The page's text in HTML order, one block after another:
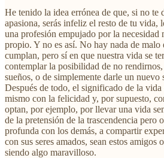
He tenido la idea errónea de que, si no te
apasiona, serás infeliz el resto de tu vida,
una profesión empujado por la necesidad
propio. Y no es así. No hay nada de malo
cumplan, pero sí en que nuestra vida se
contemplar la posibilidad de no
sueños, o de simplemente darle un
Después de todo, el significado de la
mismo con la felicidad y, por supuesto,
optan, por ejemplo, por llevar una vida
de la pretensión de la trascendencia pero
profunda con los demás, a compartir
con sus seres amados, sean estos amigos
siendo algo maravilloso.